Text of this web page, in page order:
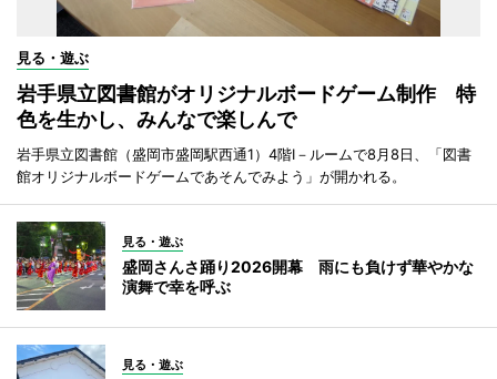
見る・遊ぶ
岩手県立図書館がオリジナルボードゲーム制作 特
色を生かし、みんなで楽しんで
岩手県立図書館（盛岡市盛岡駅西通1）4階I－ルームで8月8日、「図書
館オリジナルボードゲームであそんでみよう」が開かれる。
見る・遊ぶ
盛岡さんさ踊り2026開幕 雨にも負けず華やかな
演舞で幸を呼ぶ
見る・遊ぶ